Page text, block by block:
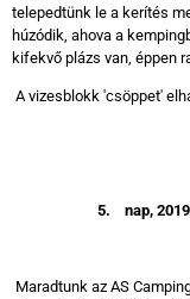
telepedtünk le a kerítés
húzódik, ahova a
kifekvő plázs van, éppen
A vizesblokk 'csöppet'
5. nap,
Maradtunk az AS